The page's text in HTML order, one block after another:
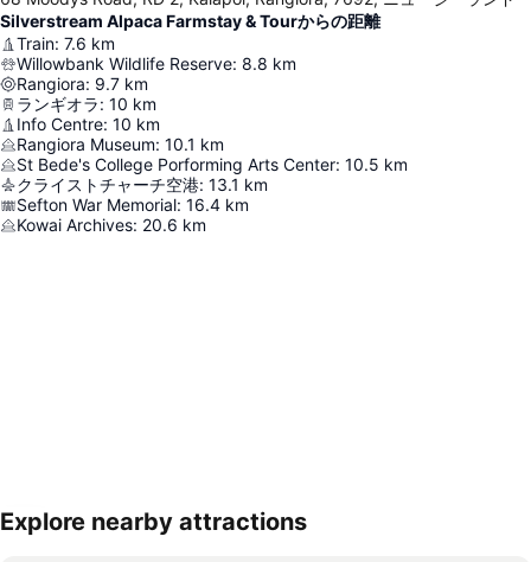
Silverstream Alpaca Farmstay & Tourからの距離
Train: 7.6 km
Willowbank Wildlife Reserve: 8.8 km
Rangiora: 9.7 km
ランギオラ: 10 km
Info Centre: 10 km
Rangiora Museum: 10.1 km
St Bede's College Porforming Arts Center: 10.5 km
クライストチャーチ空港: 13.1 km
Sefton War Memorial: 16.4 km
Kowai Archives: 20.6 km
Explore nearby attractions